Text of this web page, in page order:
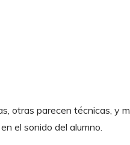
otras parecen técnicas, y
el sonido del alumno.